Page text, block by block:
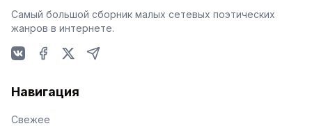
Самый большой сборник малых сетевых поэтических
жанров в интернете.
Навигация
Свежее